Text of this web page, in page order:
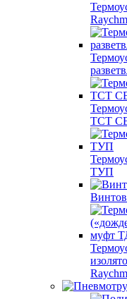
TCT
ТУП